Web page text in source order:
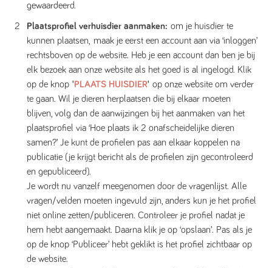
gewaardeerd.
Plaatsprofiel verhuisdier aanmaken: om je huisdier te
kunnen plaatsen, maak je eerst een account aan via ‘inloggen’
rechtsboven op de website. Heb je een account dan ben je bij
elk bezoek aan onze website als het goed is al ingelogd. Klik
op de knop 'PLAATS HUISDIER' op onze website om verder
te gaan. Wil je dieren herplaatsen die bij elkaar moeten
blijven, volg dan de aanwijzingen bij het aanmaken van het
plaatsprofiel via ‘Hoe plaats ik 2 onafscheidelijke dieren
samen?’ Je kunt de profielen pas aan elkaar koppelen na
publicatie (je krijgt bericht als de profielen zijn gecontroleerd
en gepubliceerd).
Je wordt nu vanzelf meegenomen door de vragenlijst. Alle
vragen/velden moeten ingevuld zijn, anders kun je het profiel
niet online zetten/publiceren. Controleer je profiel nadat je
hem hebt aangemaakt. Daarna klik je op ‘opslaan’. Pas als je
op de knop ‘Publiceer’ hebt geklikt is het profiel zichtbaar op
de website.